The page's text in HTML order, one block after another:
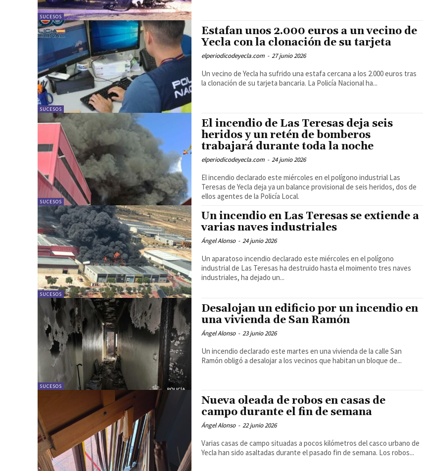
SUCESOS
SUCESOS
Estafan unos 2.000 euros a un vecino de
Yecla con la clonación de su tarjeta
elperiodicodeyecla.com - 27 junio 2026
Un vecino de Yecla ha sufrido una estafa cercana a los 2.000 euros tras
la clonación de su tarjeta bancaria. La Policía Nacional ha...
SUCESOS
El incendio de Las Teresas deja seis
heridos y un retén de bomberos
trabajará durante toda la noche
elperiodicodeyecla.com - 24 junio 2026
El incendio declarado este miércoles en el polígono industrial Las
Teresas de Yecla deja ya un balance provisional de seis heridos, dos de
ellos agentes de la Policía Local.
SUCESOS
Un incendio en Las Teresas se extiende a
varias naves industriales
Ángel Alonso - 24 junio 2026
Un aparatoso incendio declarado este miércoles en el polígono
industrial de Las Teresas ha destruido hasta el moimento tres naves
industriales, ha dejado un...
SUCESOS
Desalojan un edificio por un incendio en
una vivienda de San Ramón
Ángel Alonso - 23 junio 2026
Un incendio declarado este martes en una vivienda de la calle San
Ramón obligó a desalojar a los vecinos que habitan un bloque de...
Nueva oleada de robos en casas de
campo durante el fin de semana
Ángel Alonso - 22 junio 2026
Varias casas de campo situadas a pocos kilómetros del casco urbano de
Yecla han sido asaltadas durante el pasado fin de semana. Los robos...